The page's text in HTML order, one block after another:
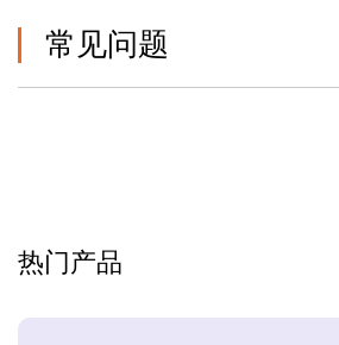
常见问题
热门产品